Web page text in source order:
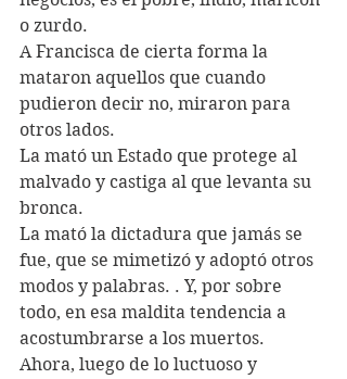
o zurdo.
A Francisca de cierta forma la
mataron aquellos que cuando
pudieron decir no, miraron para
otros lados.
La mató un Estado que protege al
malvado y castiga al que levanta su
bronca.
La mató la dictadura que jamás se
fue, que se mimetizó y adoptó otros
modos y palabras. . Y, por sobre
todo, en esa maldita tendencia a
acostumbrarse a los muertos.
Ahora, luego de lo luctuoso y